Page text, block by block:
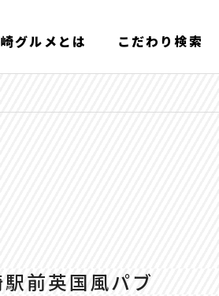
グルメとは こだわり検索
前英国風パブ